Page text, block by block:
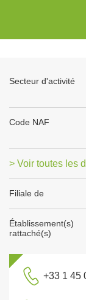
Secteur d'activité
Code NAF
> Voir toutes les
Filiale de
Établissement(s)
rattaché(s)
+33 1 45